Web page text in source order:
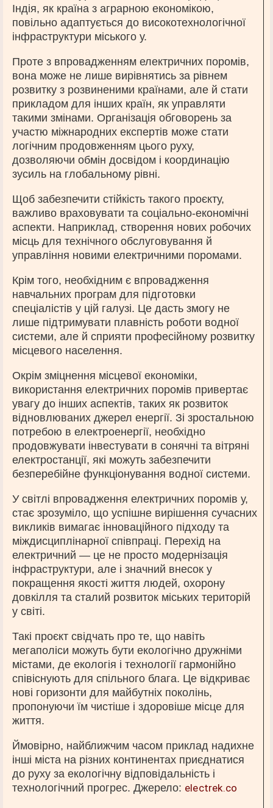
Індія, як країна з аграрною економікою,
повільно адаптується до високотехнологічної
інфраструктури міського у.
Проте з впровадженням електричних поромів,
вона може не лише вирівнятись за рівнем
розвитку з розвиненими країнами, але й стати
прикладом для інших країн, як управляти
такими змінами. Організація обговорень за
участю міжнародних експертів може стати
логічним продовженням цього руху,
дозволяючи обмін досвідом і координацію
зусиль на глобальному рівні.
Щоб забезпечити стійкість такого проєкту,
важливо враховувати та соціально-економічні
аспекти. Наприклад, створення нових робочих
місць для технічного обслуговування й
управління новими електричними поромами.
Крім того, необхідним є впровадження
навчальних програм для підготовки
спеціалістів у цій галузі. Це дасть змогу не
лише підтримувати плавність роботи водної
системи, але й сприяти професійному розвитку
місцевого населення.
Окрім зміцнення місцевої економіки,
використання електричних поромів привертає
увагу до інших аспектів, таких як розвиток
відновлюваних джерел енергії. Зі зростальною
потребою в електроенергії, необхідно
продовжувати інвестувати в сонячні та вітряні
електростанції, які можуть забезпечити
безперебійне функціонування водної системи.
У світлі впровадження електричних поромів у,
стає зрозуміло, що успішне вирішення сучасних
викликів вимагає інноваційного підходу та
міждисциплінарної співпраці. Перехід на
електричний — це не просто модернізація
інфраструктури, але і значний внесок у
покращення якості життя людей, охорону
довкілля та сталий розвиток міських територій
у світі.
Такі проєкт свідчать про те, що навіть
мегаполіси можуть бути екологічно дружніми
містами, де екологія і технології гармонійно
співіснують для спільного блага. Це відкриває
нові горизонти для майбутніх поколінь,
пропонуючи їм чистіше і здоровіше місце для
життя.
Ймовірно, найближчим часом приклад надихне
інші міста на різних континентах приєднатися
до руху за екологічну відповідальність і
технологічний прогрес. Джерело: electrek.co